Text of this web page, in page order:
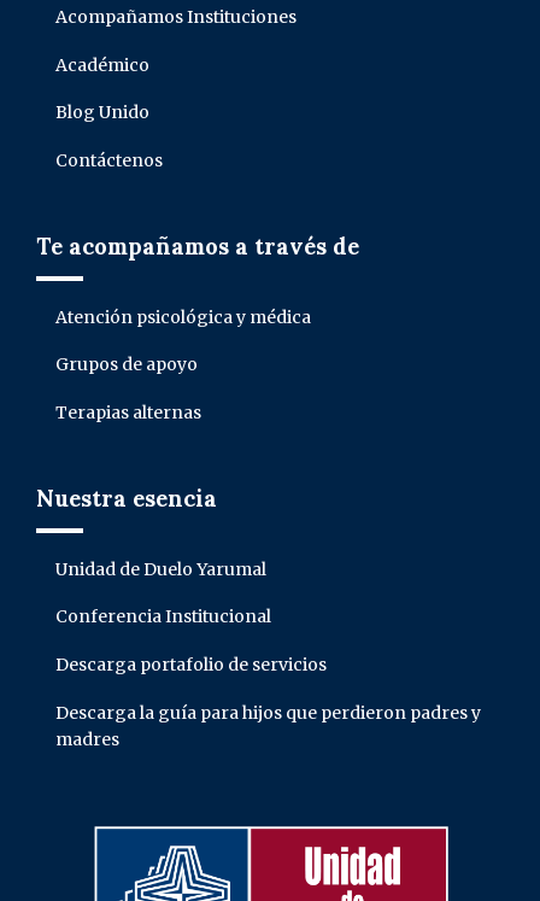
Acompañamos Instituciones
Académico
Blog Unido
Contáctenos
Te acompañamos a través de
Atención psicológica y médica
Grupos de apoyo
Terapias alternas
Nuestra esencia
Unidad de Duelo Yarumal
Conferencia Institucional
Descarga portafolio de servicios
Descarga la guía para hijos que perdieron padres y
madres